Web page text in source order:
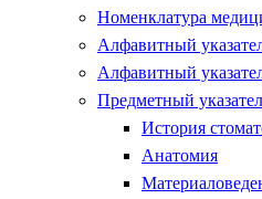
Номенклатура
Алфавитный
Алфавитный
Предметный
История
Анатомия